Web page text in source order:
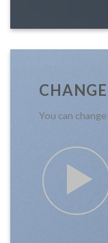
You can